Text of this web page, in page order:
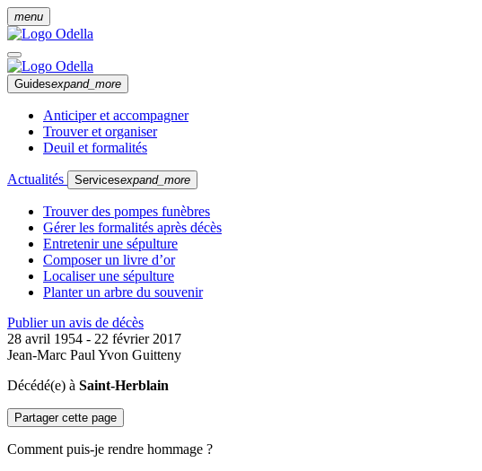
menu
Guidesexpand_more
Anticiper et accompagner
Trouver et organiser
Deuil et formalités
Actualités Servicesexpand_more
Trouver des pompes funèbres
Gérer les formalités après décès
Entretenir une sépulture
Composer un livre d’or
Localiser une sépulture
Planter un arbre du souvenir
Publier un avis de décès
28 avril 1954 - 22 février 2017
Jean-Marc Paul Yvon Guitteny
Décédé(e) à Saint-Herblain
Partager cette page
Comment puis-je rendre hommage ?